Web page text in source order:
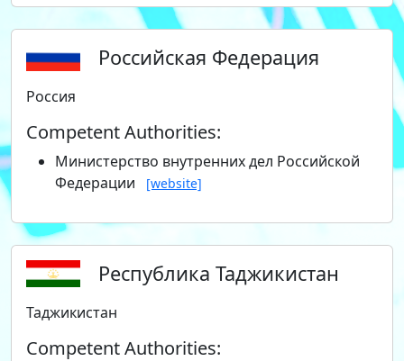
Российская Федерация
Россия
Competent Authorities:
Министерство внутренних дел Российской
Федерации
[website]
Республика Таджикистан
Таджикистан
Competent Authorities: